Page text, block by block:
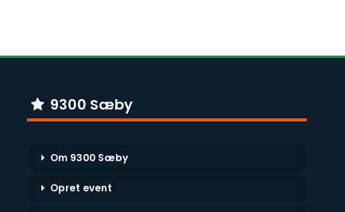
9300 Sæby
Om 9300 Sæby
Opret event